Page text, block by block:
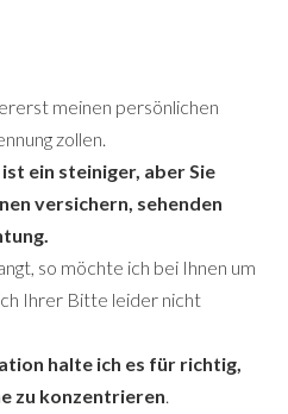
meinen persönlichen
zollen.
ein steiniger, aber Sie
versichern, sehenden
so möchte ich bei Ihnen um
Ihrer Bitte leider nicht
halte ich es für richtig,
zu konzentrieren